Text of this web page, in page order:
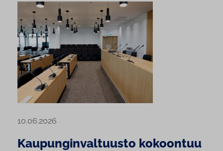
10.06.2026
Kaupunginvaltuusto kokoontuu